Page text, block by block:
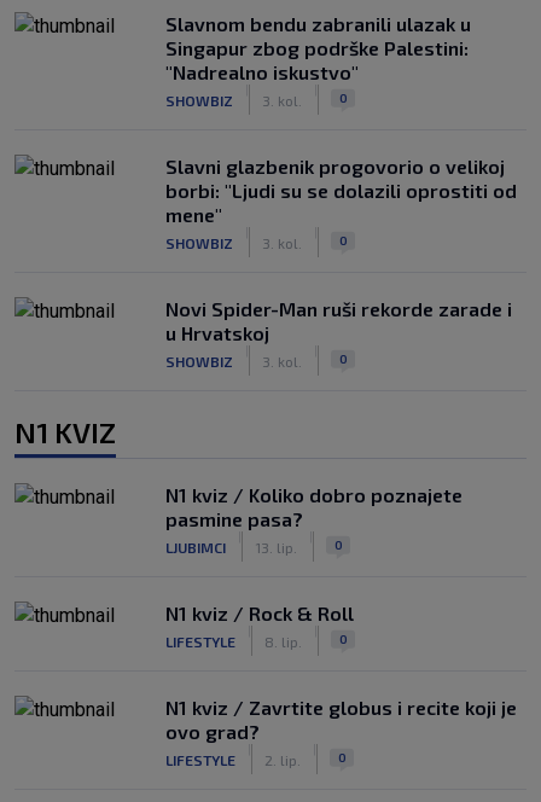
Slavnom bendu zabranili ulazak u
Singapur zbog podrške Palestini:
"Nadrealno iskustvo"
SHOWBIZ 3. kol. 0
Slavni glazbenik progovorio o velikoj
borbi: "Ljudi su se dolazili oprostiti od
mene"
SHOWBIZ 3. kol. 0
Novi Spider-Man ruši rekorde zarade i
u Hrvatskoj
SHOWBIZ 3. kol. 0
N1 KVIZ
N1 kviz / Koliko dobro poznajete
pasmine pasa?
LJUBIMCI 13. lip. 0
N1 kviz / Rock & Roll
LIFESTYLE 8. lip. 0
N1 kviz / Zavrtite globus i recite koji je
ovo grad?
LIFESTYLE 2. lip. 0